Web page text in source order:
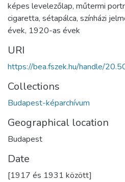
képes levelezőlap, műtermi
cigaretta, sétapálca, színházi
évek, 1920-as évek
URI
https://bea.fszek.hu/handle/
Collections
Budapest-képarchívum
Geographical location
Budapest
Date
[1917 és 1931 között]